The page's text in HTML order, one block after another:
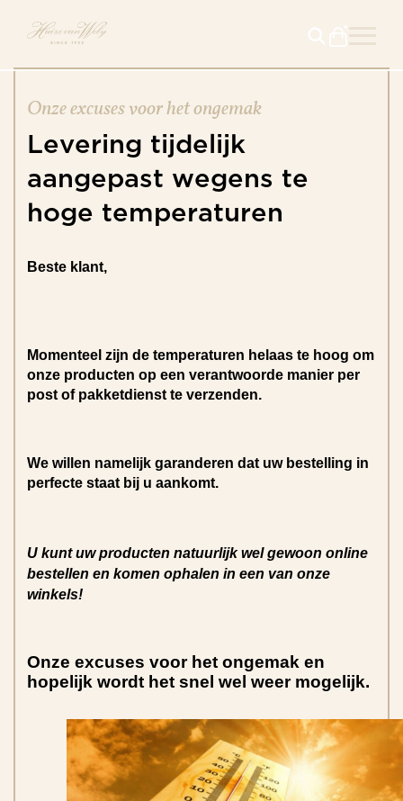
Onze excuses voor het ongemak
Levering tijdelijk
aangepast wegens te
hoge temperaturen
Beste klant,
Momenteel zijn de temperaturen helaas te hoog om
onze producten op een verantwoorde manier per
post of pakketdienst te verzenden.
We willen namelijk garanderen dat uw bestelling in
perfecte staat bij u aankomt.
U kunt uw producten natuurlijk wel gewoon online
bestellen en komen ophalen in een van onze
winkels!
Onze excuses voor het ongemak en
hopelijk wordt het snel wel weer mogelijk.